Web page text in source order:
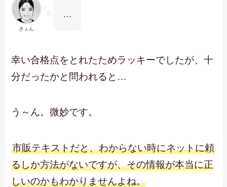
きょん
…
幸い合格点をとれたためラッキーでしたが、十
分だったかと問われると…
う～ん。微妙です。
市販テキストだと、わからない時にネットに頼
るしか方法がないですが、その情報が本当に正
しいのかもわかりませんよね。